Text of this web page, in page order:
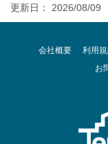
更新日： 2026/08/09
会社概要 利用
お